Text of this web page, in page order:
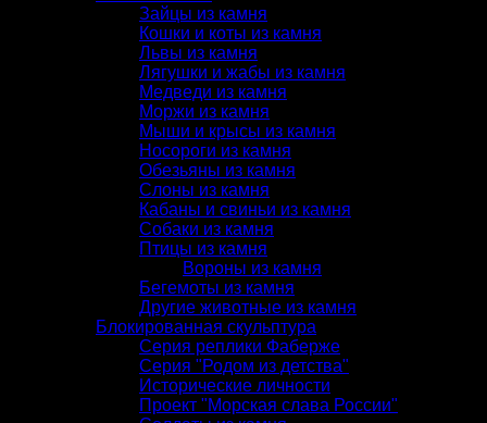
Зайцы из камня
Кошки и коты из камня
Львы из камня
Лягушки и жабы из камня
Медведи из камня
Моржи из камня
Мыши и крысы из камня
Носороги из камня
Обезьяны из камня
Слоны из камня
Кабаны и свиньи из камня
Собаки из камня
Птицы из камня
Вороны из камня
Бегемоты из камня
Другие животные из камня
Блокированная скульптура
Серия реплики Фаберже
Серия "Родом из детства"
Исторические личности
Проект "Морская слава России"